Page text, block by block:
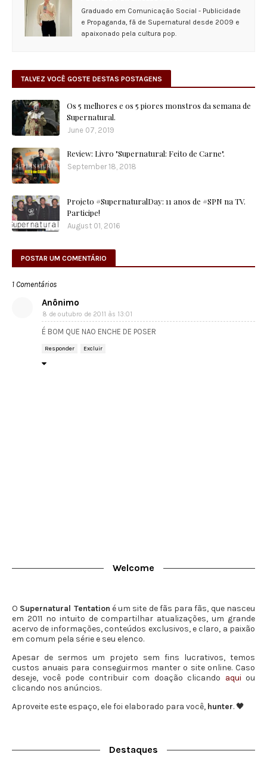
Graduado em Comunicação Social - Publicidade
e Propaganda, fã de Supernatural desde 2009 e
apaixonado pela cultura pop.
TALVEZ VOCÊ GOSTE DESTAS POSTAGENS
Os 5 melhores e os 5 piores monstros da semana de
Supernatural.
June 07, 2019
Review: Livro "Supernatural: Feito de Carne".
September 18, 2018
Projeto #SupernaturalDay: 11 anos de #SPN na TV.
Participe!
August 01, 2016
POSTAR UM COMENTÁRIO
1 Comentários
Anônimo
8 de outubro de 2011 às 13:01
É BOM QUE NAO ENCHE DE POSER
Responder Excluir
Welcome
O Supernatural Tentation é um site de fãs para fãs, que nasceu
em 2011 no intuito de compartilhar atualizações, um grande
acervo de informações, conteúdos exclusivos, e claro, a paixão
em comum pela série e seu elenco.
Apesar de sermos um projeto sem fins lucrativos, temos
custos anuais para conseguirmos manter o site online. Caso
deseje, você pode contribuir com doação clicando aqui ou
clicando nos anúncios.
Aproveite este espaço, ele foi elaborado para você, hunter. 🖤
Destaques